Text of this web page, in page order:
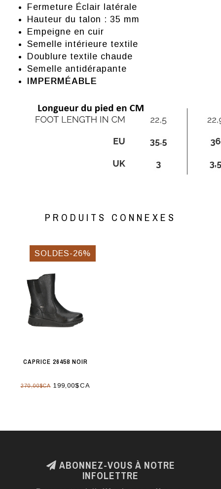
Fermeture Éclair latérale
Hauteur du talon : 35 mm
Empeigne en cuir
Semelle intérieure textile
Doublure textile chaude
Semelle antidérapante
IMPERMÉABLE
PRODUITS CONNEXES
SOLDES-26%
CAPRICE 26458 NOIR
270,00$CA199,00$CA
ABONNEZ-VOUS À NOTRE
INFOLETTRE